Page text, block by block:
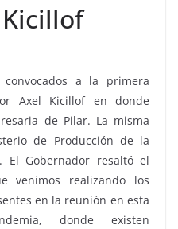
a la primera
Axel Kicillof en donde
de Pilar. La misma
de Producción de la
El Gobernador resaltó el
venimos realizando los
en la reunión en esta
donde existen